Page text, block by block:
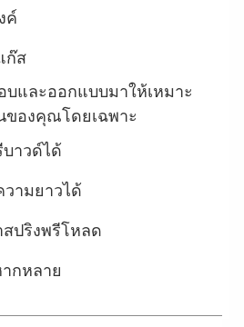
ค์
ก๊ส
บและออกแบบมาให้เหมาะ
ของคุณโดยเฉพาะ
าวด์ได้
ามยาวได้
ปริงพรีโหลด
กหลาย